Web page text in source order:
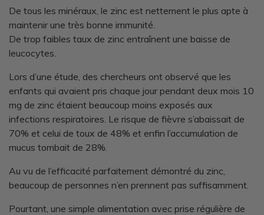
De tous les minéraux, le zinc est nettement le plus apte à
maintenir une très bonne immunité.
De trop faibles taux de zinc entraînent une baisse de
leucocytes.
Lors d’une étude, des chercheurs ont observé que les
enfants qui avaient pris chaque jour pendant deux mois 10
mg de zinc étaient beaucoup moins exposés aux
infections respiratoires. Le risque de fièvre s’abaissait de
70% et celui de toux de 48% et enfin l’accumulation de
mucus tombait de 28%
Au vu de l’efficacité parfaitement démontré du zinc,
beaucoup de personnes n’en prennent pas suffisamment.
Pourtant, une simple alimentation avec prise régulière de